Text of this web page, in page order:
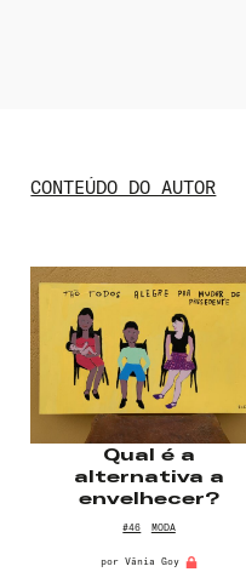
CONTEÚDO DO AUTOR
Qual é a
alternativa a
envelhecer?
#46 MODA
por Vânia Goy
mail
Senha
Lembrar-me